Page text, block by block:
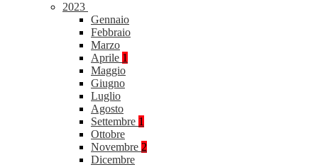
2023
Gennaio
Febbraio
Marzo
Aprile 1
Maggio
Giugno
Luglio
Agosto
Settembre 1
Ottobre
Novembre 2
Dicembre